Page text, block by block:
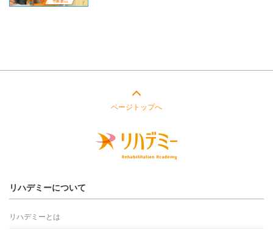
ページトップへ
リハデミーについて
リハデミーとは